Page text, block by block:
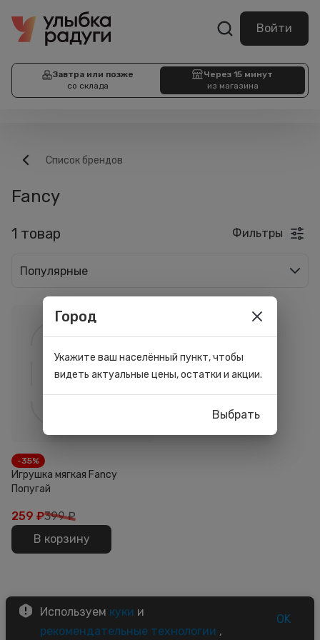
Войти
Завтра или позже
со склада
Через 15 минут
из магазина
Список брендов
Fancy
1 товар Фильтры
Популярные
-35%
Игрушка мягкая Fancy
Попугай
259 ₽399 ₽
В корзину
Используем куки и
рекомендательные технологии ,
OK
Город
Укажите ваш населённый пункт, чтобы
видеть актуальные цены, остатки и акции.
Выбрать